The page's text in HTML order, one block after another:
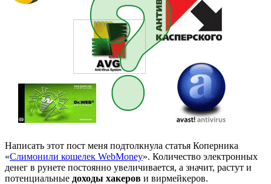
Написать этот пост меня подтолкнула статья Коперника
«Слимонили кошелек WebMoney». Количество электронных
денег в рунете постоянно увеличивается, а значит, растут и
потенциальные доходы хакеров и вирмейкеров.